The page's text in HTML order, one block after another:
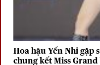
Hoa hậu Yến Nhi gặp
chung kết Miss